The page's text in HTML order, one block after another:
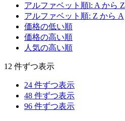
アルファベット順l: A から Z
アルファベット順: Z から A
価格の低い順
価格の高い順
人気の高い順
12 件ずつ表示
24 件ずつ表示
48 件ずつ表示
96 件ずつ表示